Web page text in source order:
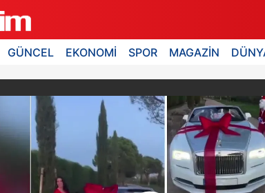
GÜNCEL EKONOMİ SPOR MAGAZİN